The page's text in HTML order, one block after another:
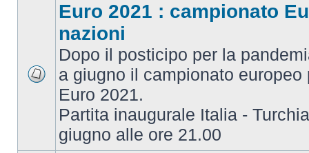
Euro 2021 : campionato
nazioni
Dopo il posticipo per la
a giugno il campionato europeo
Euro 2021.
Partita inaugurale Italia -
giugno alle ore 21.00